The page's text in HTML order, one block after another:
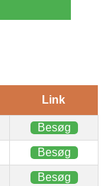
Link
Besøg
Besøg
Besøg